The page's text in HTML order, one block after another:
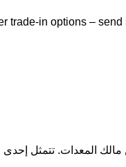
trade-in options –
مالك المعدات.